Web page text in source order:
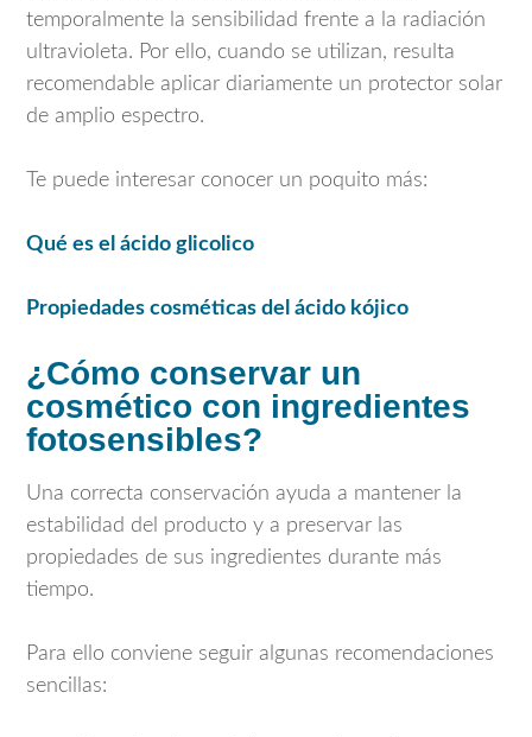
temporalmente la sensibilidad frente a la radiación
ultravioleta. Por ello, cuando se utilizan, resulta
recomendable aplicar diariamente un protector solar
de amplio espectro.
Te puede interesar conocer un poquito más:
Qué es el ácido glicolico
Propiedades cosméticas del ácido kójico
¿Cómo conservar un
cosmético con ingredientes
fotosensibles?
Una correcta conservación ayuda a mantener la
estabilidad del producto y a preservar las
propiedades de sus ingredientes durante más
tiempo.
Para ello conviene seguir algunas recomendaciones
sencillas: